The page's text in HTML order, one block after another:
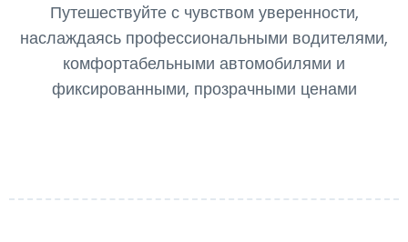
Путешествуйте с чувством уверенности,
наслаждаясь профессиональными водителями,
комфортабельными автомобилями и
фиксированными, прозрачными ценами